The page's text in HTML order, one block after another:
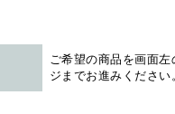
ご希望の商品を画面
ジまでお進みください